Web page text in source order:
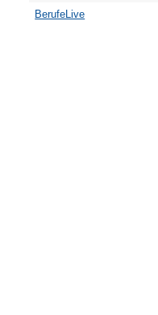
BerufeLive